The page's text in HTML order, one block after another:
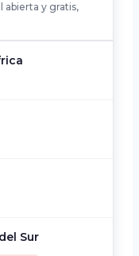
abierta y gratis,
Sur